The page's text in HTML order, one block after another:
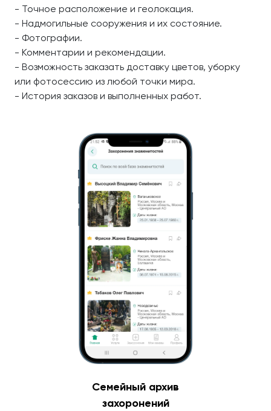
- Точное расположение и геолокация.
- Надмогильные сооружения и их состояние.
- Фотографии.
- Комментарии и рекомендации.
- Возможность заказать доставку цветов, уборку
или фотосессию из любой точки мира.
- История заказов и выполненных работ.
Семейный архив
захоронений